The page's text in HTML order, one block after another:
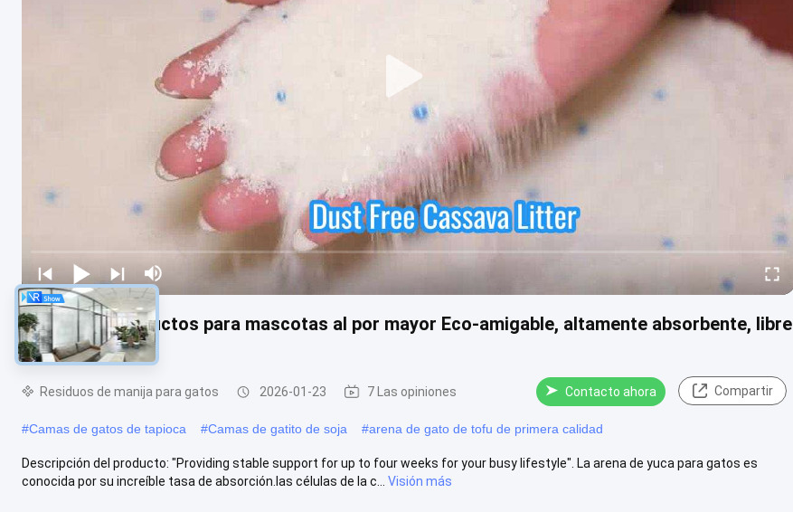
OEM/ODM Productos para mascotas al por mayor Eco-amigable, altamente absorbente, libre
de polvo, natural
Residuos de manija para gatos 2026-01-23 7 Las opiniones Contacto ahora Compartir
#Camas de gatos de tapioca #Camas de gatito de soja #arena de gato de tofu de primera calidad
Descripción del producto: "Providing stable support for up to four weeks for your busy lifestyle". La arena de yuca para gatos es
conocida por su increíble tasa de absorción.las células de la c...
Visión más